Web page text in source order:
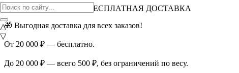
ВНИМАНИЕ АКЦИЯ!
БЕСПЛАТНАЯ ДОСТАВКА
🎁 Выгодная доставка для всех заказов!
От 20 000 ₽ — бесплатно.
До 20 000 ₽ — всего 500 ₽, без ограничений по весу.
△
▽